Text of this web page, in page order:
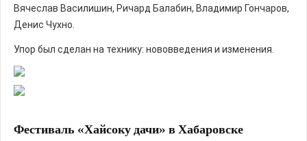
Вячеслав Василишин, Ричард Балабин, Владимир Гончаров,
Денис Чухно.
Упор был сделан на технику: нововведения и изменения.
Фестиваль «Хайсоку дачи» в Хабаровске